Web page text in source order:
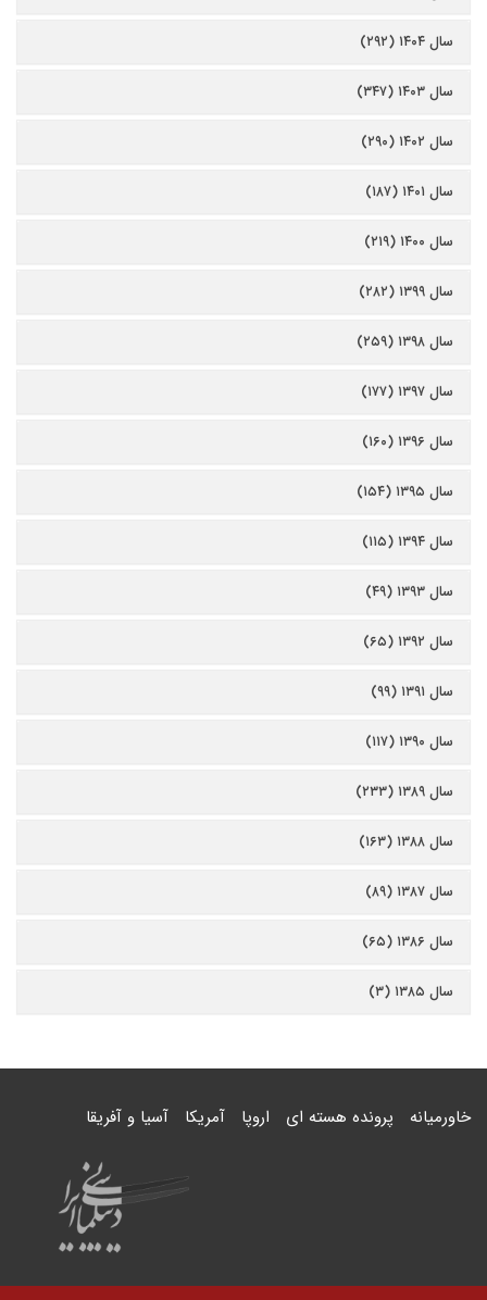
سال ۱۴۰۴ (۲۹۲)
سال ۱۴۰۳ (۳۴۷)
سال ۱۴۰۲ (۲۹۰)
سال ۱۴۰۱ (۱۸۷)
سال ۱۴۰۰ (۲۱۹)
سال ۱۳۹۹ (۲۸۲)
سال ۱۳۹۸ (۲۵۹)
سال ۱۳۹۷ (۱۷۷)
سال ۱۳۹۶ (۱۶۰)
سال ۱۳۹۵ (۱۵۴)
سال ۱۳۹۴ (۱۱۵)
سال ۱۳۹۳ (۴۹)
سال ۱۳۹۲ (۶۵)
سال ۱۳۹۱ (۹۹)
سال ۱۳۹۰ (۱۱۷)
سال ۱۳۸۹ (۲۳۳)
سال ۱۳۸۸ (۱۶۳)
سال ۱۳۸۷ (۸۹)
سال ۱۳۸۶ (۶۵)
سال ۱۳۸۵ (۳)
خاورمیانه پرونده هسته ای اروپا آمریکا آسیا و آفریقا